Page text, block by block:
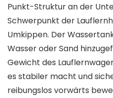
Punkt-Struktur an der
Schwerpunkt der
Umkippen. Der
Wasser oder Sand
Gewicht des
es stabiler macht und
reibungslos vorwärts